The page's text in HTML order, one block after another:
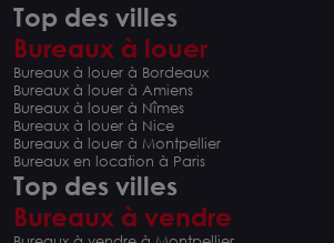
Top des villes
Bureaux à louer
Bureaux à louer à Bordeaux
Bureaux à louer à Amiens
Bureaux à louer à Nîmes
Bureaux à louer à Nice
Bureaux à louer à Montpellier
Bureaux en location à Paris
Top des villes
Bureaux à vendre